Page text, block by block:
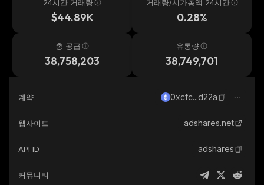
24시간 거래량
$44.89K
거래량/시가총액 24시간
0.28%
총 공급
38,758,203
유통량
38,749,701
계약 0xcfc...d22a
웹사이트 adshares.net
API ID adshares
커뮤니티